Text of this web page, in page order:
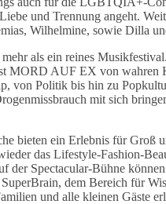
und Trennung angeht.
Wilhelmine, sowie Dilla
als ein reines
MORD AUF EX von wahren
von Politik bis hin zu
mit sich
bieten ein Erlebnis für Groß
das Lifestyle-Fashion-
der Spectacular-Bühne
dem Bereich für
und alle kleinen Gäste